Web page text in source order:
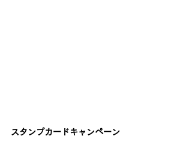
スタンプカードキャンペーン